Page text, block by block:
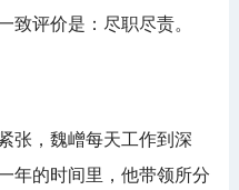
致评价是：尽职尽责。
，魏嶒每天工作到深
年的时间里，他带领所分